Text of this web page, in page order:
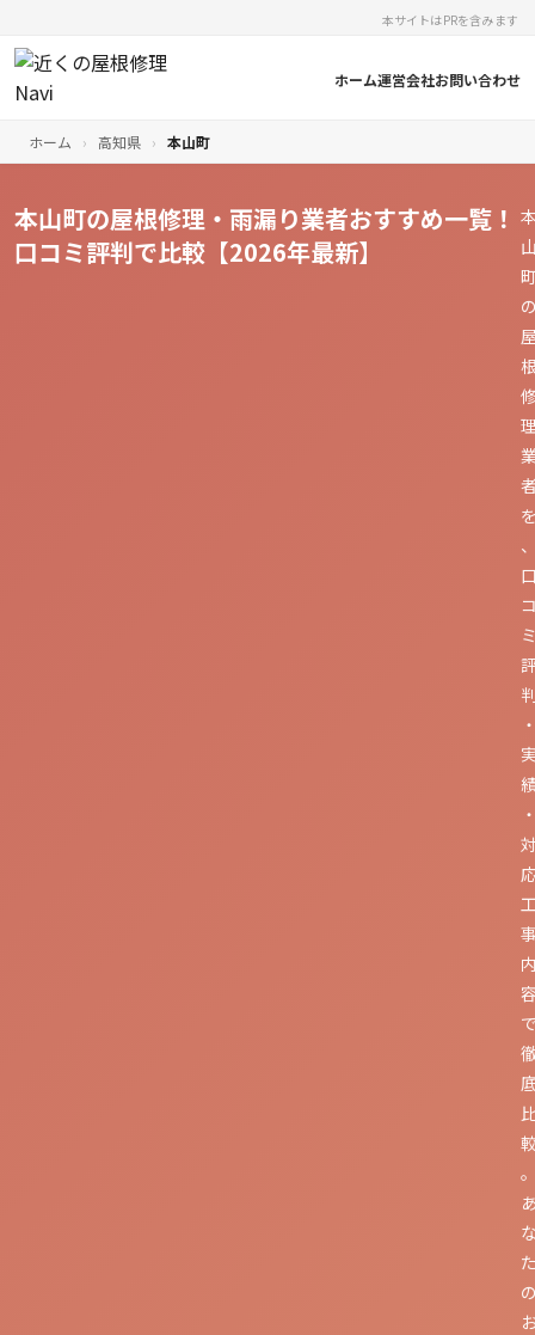
本サイトはPRを含みます
ホーム運営会社お問い合わせ
ホーム › 高知県 › 本山町
本山町の屋根修理・雨漏り業者おすすめ一覧！
口コミ評判で比較【2026年最新】